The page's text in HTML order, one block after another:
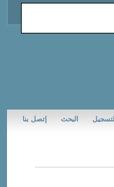
إتصل بنا البحث التسجيل